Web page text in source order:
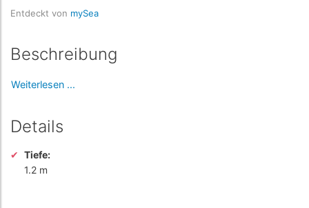
Entdeckt von mySea
Beschreibung
Weiterlesen ...
Details
Tiefe:
1.2 m